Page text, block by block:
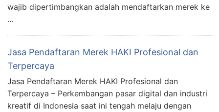
wajib dipertimbangkan adalah mendaftarkan merek ke
…
Jasa Pendaftaran Merek HAKI Profesional dan
Terpercaya
Jasa Pendaftaran Merek HAKI Profesional dan
Terpercaya – Perkembangan pasar digital dan industri
kreatif di Indonesia saat ini tengah melaju dengan